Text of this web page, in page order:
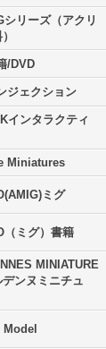
シリーズ（アクリ
/DVD
ジェクション
インタラクティ
Miniatures
ミグ
（ミグ）書籍
MINIATURE
デンヌミニチュ
Model